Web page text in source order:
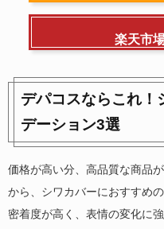
楽天市
デパコスならこれ！
デーション3選
価格が高い分、高品質な商品
から、シワカバーにおすすめ
密着度が高く、表情の変化に